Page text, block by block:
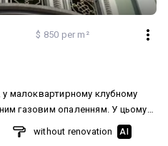
$ 850 per m²
у малоквартирному клубному
опаленням. У цьому
VIP-рівня,
обслуговування. Комфортне
without renovation AI